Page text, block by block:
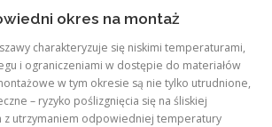
okres na montaż
charakteryzuje się niskimi temperaturami,
i ograniczeniami w dostępie do materiałów
w tym okresie są nie tylko utrudnione,
– ryzyko poślizgnięcia się na śliskiej
utrzymaniem odpowiedniej temperatury